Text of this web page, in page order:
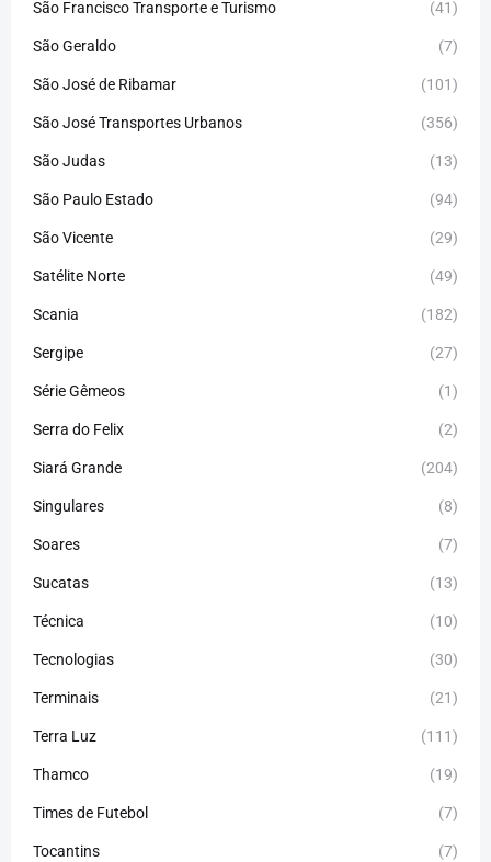
São Francisco Transporte e Turismo (41)
São Geraldo (7)
São José de Ribamar (101)
São José Transportes Urbanos (356)
São Judas (13)
São Paulo Estado (94)
São Vicente (29)
Satélite Norte (49)
Scania (182)
Sergipe (27)
Série Gêmeos (1)
Serra do Felix (2)
Siará Grande (204)
Singulares (8)
Soares (7)
Sucatas (13)
Técnica (10)
Tecnologias (30)
Terminais (21)
Terra Luz (111)
Thamco (19)
Times de Futebol (7)
Tocantins (7)